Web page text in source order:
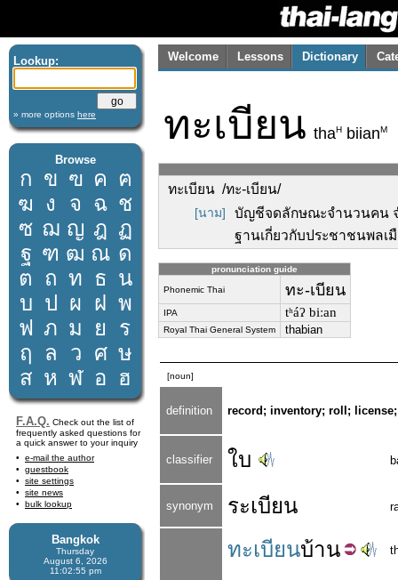
Lookup:
» more options here
Browse
ก ข ฃ ค ฅ
ฆ ง จ ฉ ช
ซ ฌ ญ ฎ ฏ
ฐ ฑ ฒ ณ ด
ต ถ ท ธ น
บ ป ผ ฝ พ
ฟ ภ ม ย
ร
ฤ
ล ว ศ ษ
ส ห ฬ อ ฮ
F.A.Q. Check out the list of
frequently asked questions for
a quick answer to your inquiry
e-mail the author
guestbook
site settings
site news
bulk lookup
Bangkok
Thursday
August 6, 2026
11:02:56 pm
Welcome Lessons Dictionary
ทะเบียน thaH biianM
ทะเบียน /ทะ-เบียน/
[นาม]
บัญชีจดลักษณะจำนวนคน จ
ฐานเกี่ยวกับประชาชนพลเ
pronunciation guide
Phonemic Thai ทะ-เบียน
IPA tʰáʔ biːan
Royal Thai General System thabian
[noun]
definition record; inventory; roll;
classifier ใบ
synonym ระเบียน
ทะเบียนบ้าน